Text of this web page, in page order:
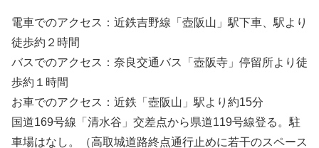
電車でのアクセス：近鉄吉野線「壺阪山」駅下車、駅より
徒歩約２時間
バスでのアクセス：奈良交通バス「壺阪寺」停留所より徒
歩約１時間
お車でのアクセス：近鉄「壺阪山」駅より約15分
国道169号線「清水谷」交差点から県道119号線登る。駐
車場はなし。（高取城道路終点通行止めに若干のスペース